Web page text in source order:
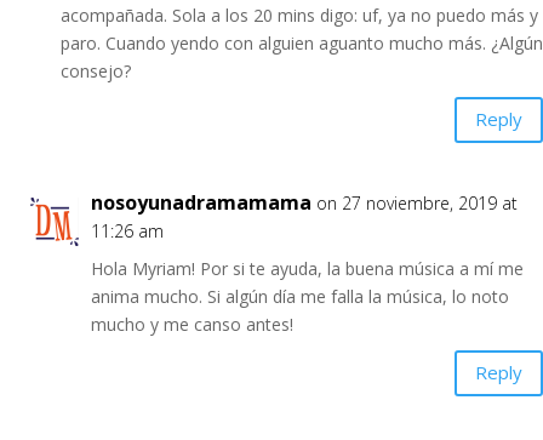
acompañada. Sola a los 20 mins digo: uf, ya no puedo más y
paro. Cuando yendo con alguien aguanto mucho más. ¿Algún
consejo?
Reply
nosoyunadramamama on 27 noviembre, 2019 at
11:26 am
Hola Myriam! Por si te ayuda, la buena música a mí me
anima mucho. Si algún día me falla la música, lo noto
mucho y me canso antes!
Reply